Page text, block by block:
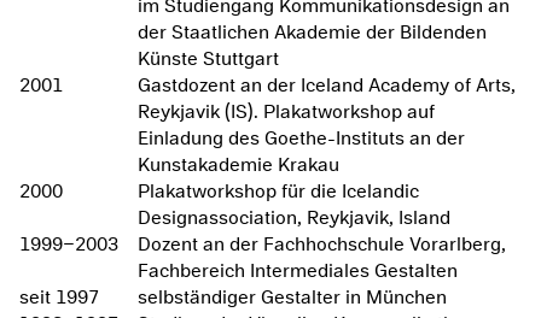
im Studiengang Kommunikationsdesign an
der Staatlichen Akademie der Bildenden
Künste Stuttgart
2001
Gastdozent an der Iceland Academy of Arts,
Reykjavik (IS). Plakatworkshop auf
Einladung des Goethe-Instituts an der
Kunstakademie Krakau
2000
Plakatworkshop für die Icelandic
Designassociation, Reykjavik, Island
1999–2003
Dozent an der Fachhochschule Vorarlberg,
Fachbereich Intermediales Gestalten
seit 1997
selbständiger Gestalter in München